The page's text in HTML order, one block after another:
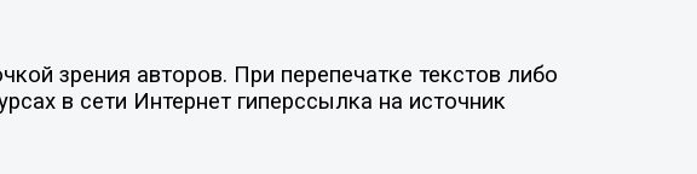
зрения авторов. При перепечатке текстов либо
в сети Интернет гиперссылка на источник